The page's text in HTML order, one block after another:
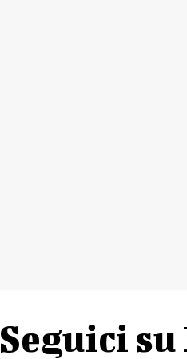
Seguici